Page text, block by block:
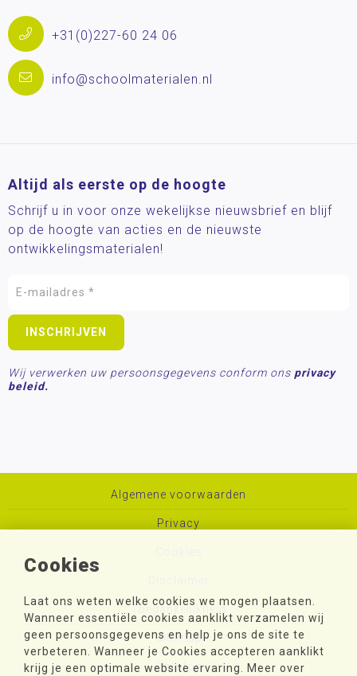
Cookies
Laat ons weten welke cookies we mogen plaatsen.
Wanneer essentiële cookies aanklikt verzamelen wij
geen persoonsgegevens en help je ons de site te
verbeteren. Wanneer je Cookies accepteren aanklikt
krijg je een optimale website ervaring. Meer over
+31(0)227-60 24 06
info@schoolmaterialen.nl
Altijd als eerste op de hoogte
Schrijf u in voor onze wekelijkse nieuwsbrief en blijf
op de hoogte van acties en de nieuwste
ontwikkelingsmaterialen!
Wij verwerken uw persoonsgegevens conform ons privacy
beleid.
Algemene voorwaarden
Privacy
Toegankelijkheid
Sitemap
Colofon